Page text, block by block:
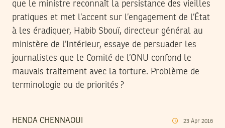
que le ministre reconnaît la persistance des vieilles
pratiques et met l’accent sur l’engagement de l’État
à les éradiquer, Habib Sbouï, directeur général au
ministère de l’Intérieur, essaye de persuader les
journalistes que le Comité de l’ONU confond le
mauvais traitement avec la torture. Problème de
terminologie ou de priorités ?
HENDA CHENNAOUI 23 Apr 2016